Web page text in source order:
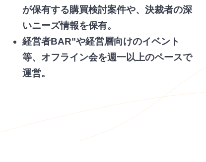
が保有する購買検討案件や、決裁者の深
いニーズ情報を保有。
経営者BAR"や経営層向けのイベント
等、オフライン会を週一以上のペースで
運営。